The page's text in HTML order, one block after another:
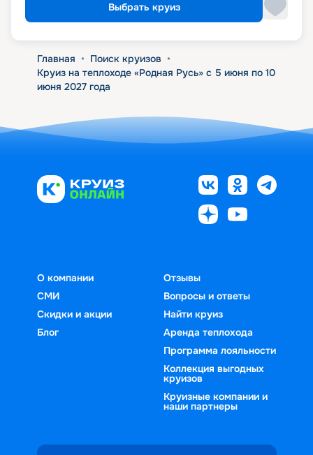
Выбрать круиз
Главная • Поиск круизов •
Круиз на теплоходе «Родная Русь» с 5 июня по 10
июня 2027 года
О компании
СМИ
Скидки и акции
Блог
Отзывы
Вопросы и ответы
Найти круиз
Аренда теплохода
Программа лояльности
Коллекция выгодных
круизов
Круизные компании и
наши партнеры